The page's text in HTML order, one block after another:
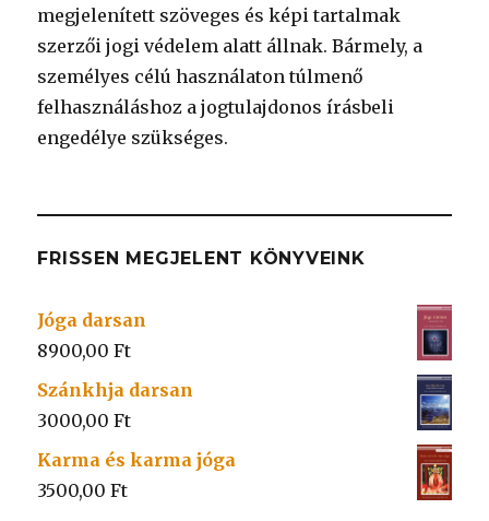
megjelenített szöveges és képi tartalmak
szerzői jogi védelem alatt állnak. Bármely, a
személyes célú használaton túlmenő
felhasználáshoz a jogtulajdonos írásbeli
engedélye szükséges.
FRISSEN MEGJELENT KÖNYVEINK
Jóga darsan
8900,00Ft
Szánkhja darsan
3000,00Ft
Karma és karma jóga
3500,00Ft